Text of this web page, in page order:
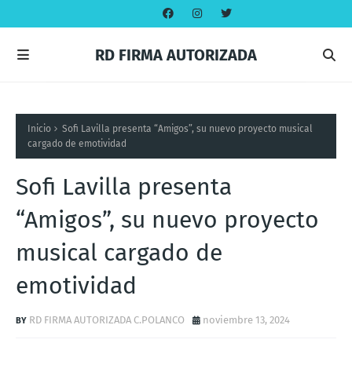
RD FIRMA AUTORIZADA
Inicio
Sofi Lavilla presenta “Amigos”, su nuevo proyecto musical
cargado de emotividad
Sofi Lavilla presenta
“Amigos”, su nuevo proyecto
musical cargado de
emotividad
RD FIRMA AUTORIZADA C.POLANCO noviembre 13, 2024